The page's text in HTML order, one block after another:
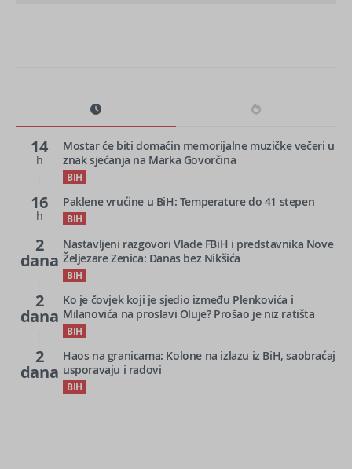
14
h
Mostar će biti domaćin memorijalne muzičke večeri u
znak sjećanja na Marka Govorčina
BIH
16
h
Paklene vrućine u BiH: Temperature do 41 stepen
BIH
2
dana
Nastavljeni razgovori Vlade FBiH i predstavnika Nove
Željezare Zenica: Danas bez Nikšića
BIH
2
dana
Ko je čovjek koji je sjedio između Plenkovića i
Milanovića na proslavi Oluje? Prošao je niz ratišta
BIH
2
dana
Haos na granicama: Kolone na izlazu iz BiH, saobraćaj
usporavaju i radovi
BIH